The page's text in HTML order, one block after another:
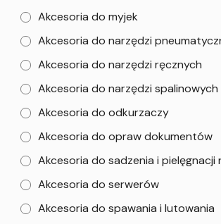
Akcesoria do myjek
Akcesoria do narzędzi
Akcesoria do narzędzi ręcznych
Akcesoria do narzędzi spalinowych
Akcesoria do odkurzaczy
Akcesoria do opraw dokumentów
Akcesoria do sadzenia i pielęgnacji
Akcesoria do serwerów
Akcesoria do spawania i lutowania